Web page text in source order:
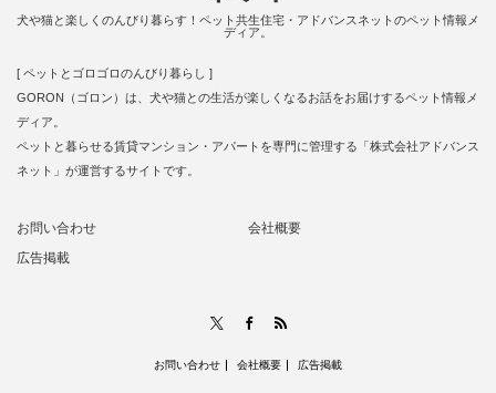
犬や猫と楽しくのんびり暮らす！ペット共生住宅・アドバンスネットのペット情報メ
ディア。
[ ペットとゴロゴロのんびり暮らし ]
GORON（ゴロン）は、犬や猫との生活が楽しくなるお話をお届けするペット情報メ
ディア。
ペットと暮らせる賃貸マンション・アパートを専門に管理する「株式会社アドバンス
ネット」が運営するサイトです。
お問い合わせ
会社概要
広告掲載
Facebook
お問い合わせ 会社概要 広告掲載